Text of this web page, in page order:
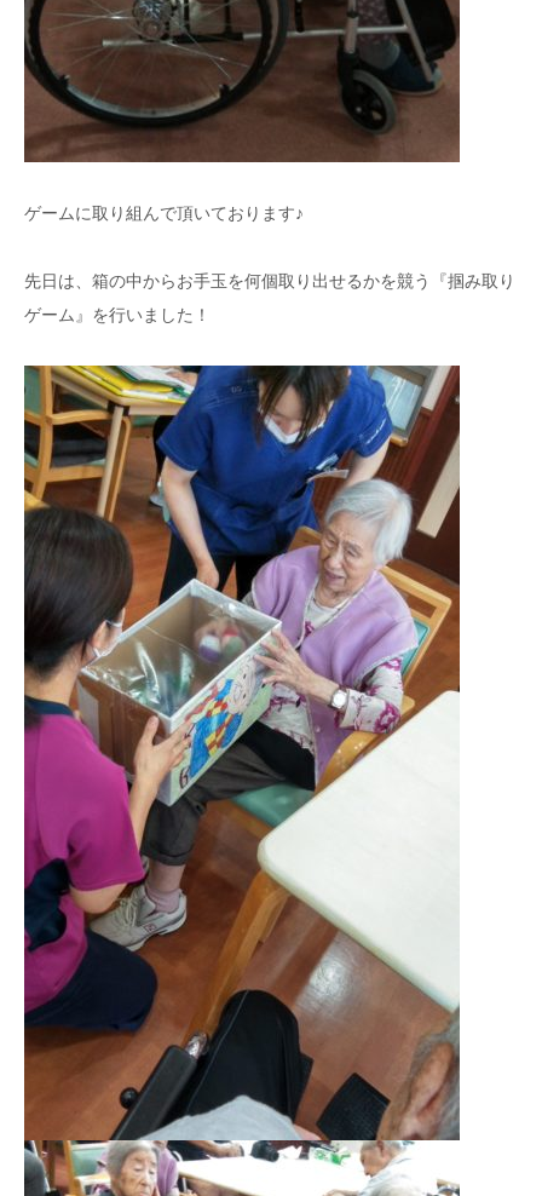
ゲームに取り組んで頂いております♪
先日は、箱の中からお手玉を何個取り出せるかを競う『掴み取り
ゲーム』を行いました！